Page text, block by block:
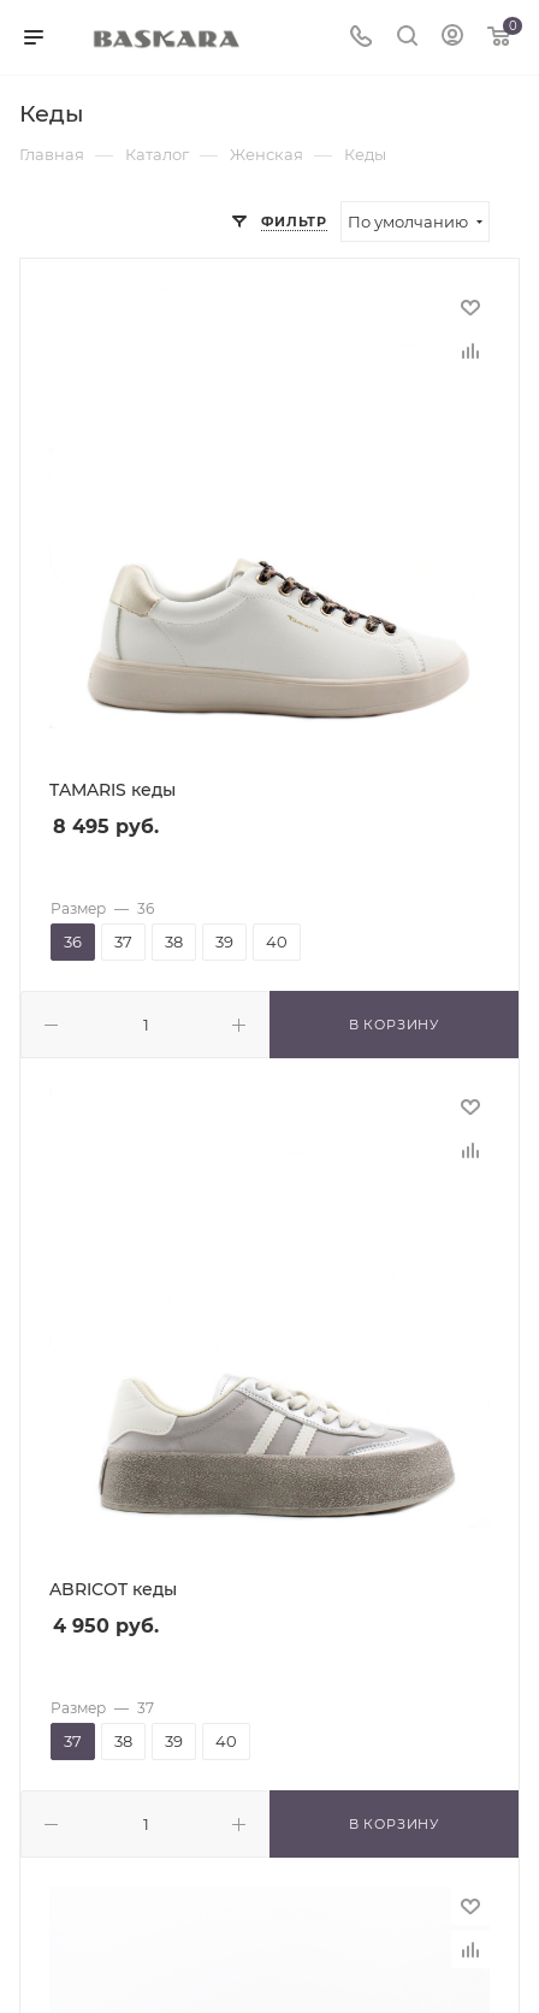
0
Кеды
Главная — Каталог — Женская — Кеды
ФИЛЬТР По умолчанию
TAMARIS кеды
8 495 руб.
В КОРЗИНУ
Размер — 36
36 37 38 39 40
ABRICOT кеды
4 950 руб.
В КОРЗИНУ
Размер — 37
37 38 39 40